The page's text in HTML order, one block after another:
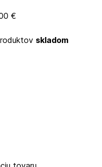
€
skladom